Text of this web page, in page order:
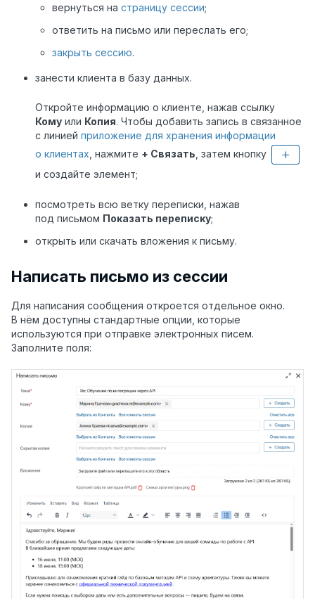
вернуться на страницу сессии;
ответить на письмо или переслать его;
закрыть сессию.
занести клиента в базу данных.
Откройте информацию о клиенте, нажав ссылку
Кому или Копия. Чтобы добавить запись в связанное
с линией приложение для хранения информации
о клиентах, нажмите + Связать, затем кнопку
и создайте элемент;
посмотреть всю ветку переписки, нажав
под письмом Показать переписку;
открыть или скачать вложения к письму.
Написать письмо из сессии
Для написания сообщения откроется отдельное окно.
В нём доступны стандартные опции, которые
используются при отправке электронных писем.
Заполните поля: